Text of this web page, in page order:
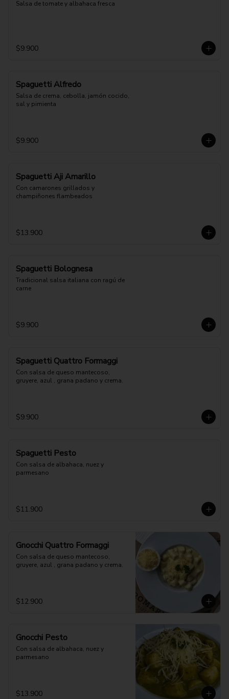
Salsa de tomate y albahaca fresca
$9.900
Spaguetti Alfredo
Salsa de crema, cebolla, jamón cocido,
sal y pimienta
$9.900
Spaguetti Aji Amarillo
Con camarones grillados y
champiñones flambeados
$13.900
Spaguetti Bolognesa
Tradicional salsa italiana con ragú de
carne
$9.900
Spaguetti Quattro Formaggi
Con salsa de queso mantecoso,
gruyere, azul , grana padano y crema.
$9.900
Spaguetti Pesto
Con salsa de albahaca, nuez y
parmesano
$11.900
Gnocchi Quattro Formaggi
Con salsa de queso mantecoso,
gruyere, azul , grana padano y crema.
$12.900
Gnocchi Pesto
Con salsa de albahaca, nuez y
parmesano
$13.900